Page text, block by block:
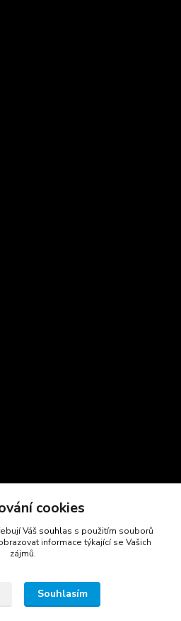
cookies
Váš souhlas s použitím souborů
informace týkající se Vašich
zájmů.
Souhlasím